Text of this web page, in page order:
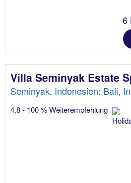
6
Villa Seminyak Estate
Seminyak, Indonesien: Bali,
4.8 - 100 % Weiterempfehlung